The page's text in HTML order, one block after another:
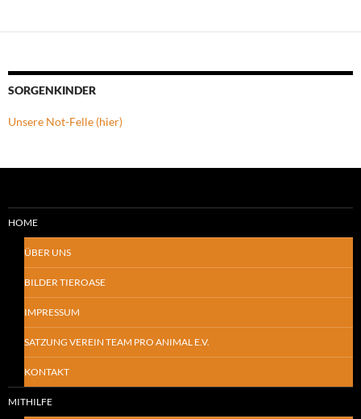
SORGENKINDER
Unsere Not-Felle (hier)
HOME
ÜBER UNS
BILDER TIEROASE
IMPRESSUM
SATZUNG VEREIN TEAM PRO ANIMAL E.V.
KONTAKT
MITHILFE